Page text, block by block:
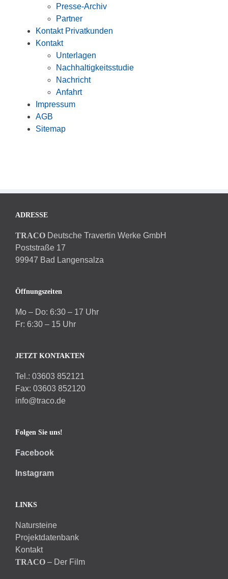
Presse-Archiv
Partner
Kontakt Privatkunden
Kontakt
Unterlagen
Nachhaltigkeitsstudie
Nachricht
Anfahrt
Impressum
AGB
Sitemap
ADRESSE
TRACO Deutsche Travertin Werke GmbH
Poststraße 17
99947 Bad Langensalza
Öffnungszeiten
Mo – Do: 6:30 – 17 Uhr
Fr: 6:30 – 15 Uhr
JETZT KONTAKTEN
Tel.: 03603 852121
Fax: 03603 852120
info@traco.de
Folgen Sie uns!
Facebook
Instagram
LINKS
Natursteine
Projektdatenbank
Kontakt
TRACO – Der Film